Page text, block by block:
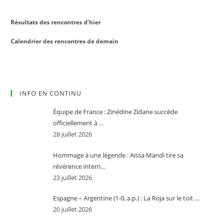
Résultats des rencontres d’hier
Calendrier des rencontres de demain
INFO EN CONTINU
Équipe de France : Zinédine Zidane succède
officiellement à …
28 juillet 2026
Hommage à une légende : Aïssa Mandi tire sa
révérence intern…
23 juillet 2026
Espagne – Argentine (1-0, a.p.) : La Roja sur le toit …
20 juillet 2026